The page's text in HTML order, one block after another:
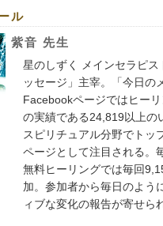
ル
紫音 先生
星のしずく メインセラピス
ッセージ」主宰。「今日の
Facebookページではヒー
の実績である24,819以上の
スピリチュアル分野でトッ
ページとして注目される。
無料ヒーリングでは毎回
加。参加者から毎日のよう
ィブな変化の報告が寄せら